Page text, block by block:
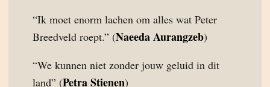
“Ik moet enorm lachen om alles wat Peter
Breedveld roept.” (Naeeda Aurangzeb)
“We kunnen niet zonder jouw geluid in dit
land” (Petra Stienen)